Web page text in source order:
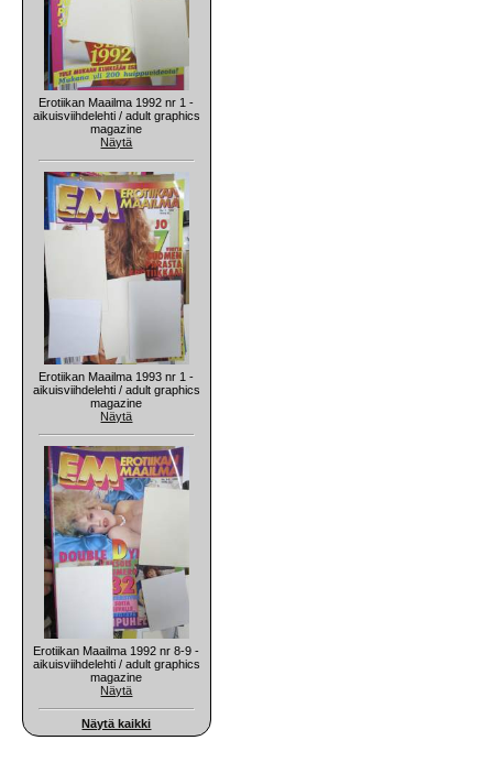
Erotiikan Maailma 1992 nr 1 -
aikuisviihdelehti / adult graphics
magazine
Näytä
Erotiikan Maailma 1993 nr 1 -
aikuisviihdelehti / adult graphics
magazine
Näytä
Erotiikan Maailma 1992 nr 8-9 -
aikuisviihdelehti / adult graphics
magazine
Näytä
Näytä kaikki